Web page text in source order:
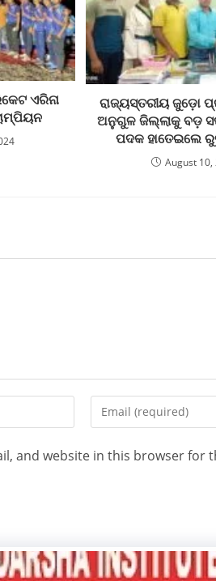
ଏରିନା
ରାଜ୍ୟସ୍ତରୀୟ ଜୁଡ଼ୋ
ଅନୁଗୁଳ ଜିଲ୍ଲାକୁ ବଡ଼
ପଦକ ହାତେଇଲେ
August 10,
and website in this browser for